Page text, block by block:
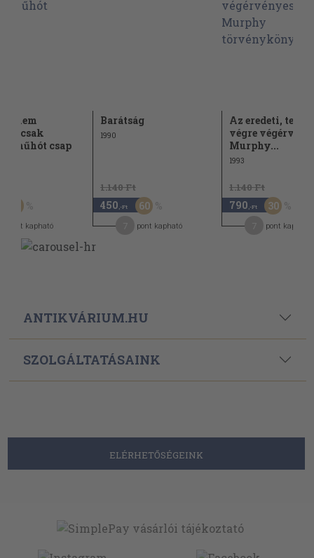
nem
csak
hűhót csap
pont kapható
Barátság
1990
1.140 Ft
450 ,-Ft 60
pont kapható
Az eredeti, teljes
végre
Murphy...
1993
1.140 Ft
790 ,-Ft 30
pont kapható
ANTIKVÁRIUM.HU
SZOLGÁLTATÁSAINK
ELÉRHETŐSÉGEINK